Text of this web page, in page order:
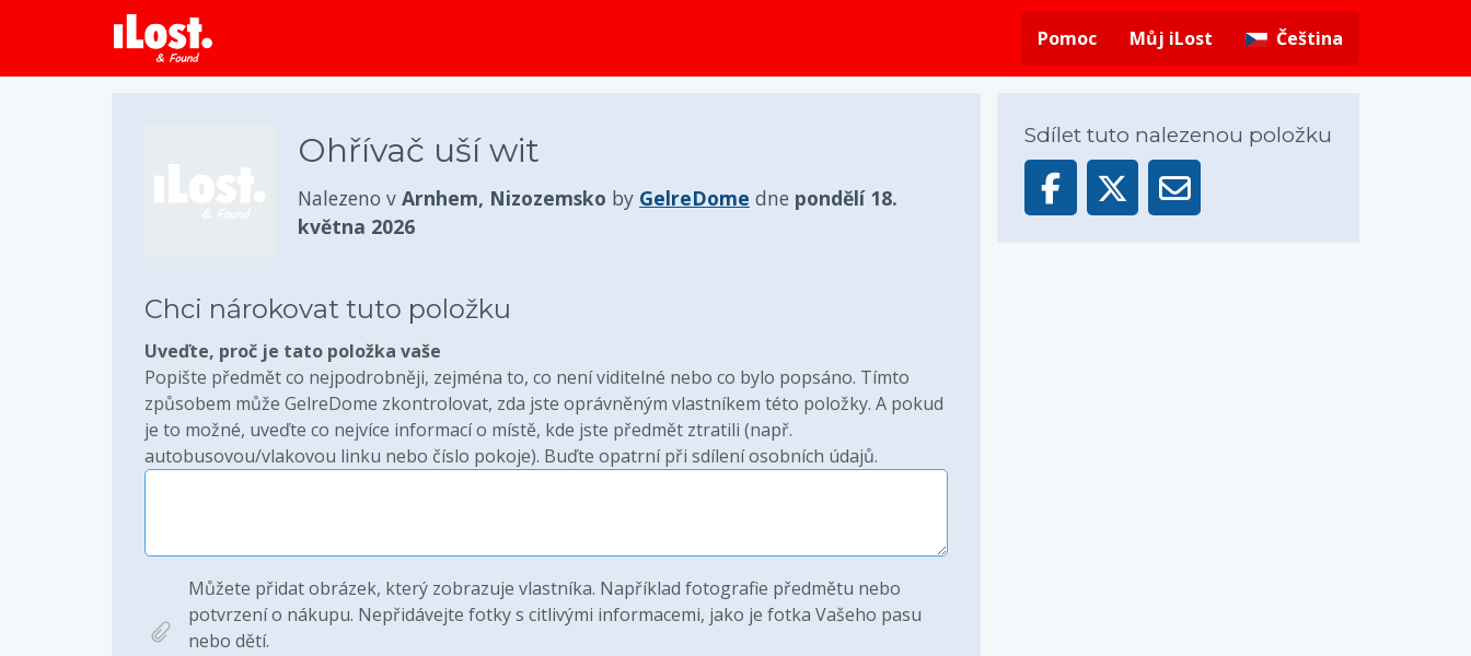
Pomoc
Můj iLost Čeština
Ohřívač uší wit
Nalezeno v Arnhem, Nizozemsko by GelreDome dne pondělí 18.
května 2026
Chci nárokovat tuto položku
Uveďte, proč je tato položka vaše
Popište předmět co nejpodrobněji, zejména to, co není viditelné nebo co bylo popsáno. Tímto
způsobem může GelreDome zkontrolovat, zda jste oprávněným vlastníkem této položky. A pokud
je to možné, uveďte co nejvíce informací o místě, kde jste předmět ztratili (např.
autobusovou/vlakovou linku nebo číslo pokoje). Buďte opatrní při sdílení osobních údajů.
Můžete přidat obrázek, který zobrazuje vlastníka. Například fotografie předmětu nebo
potvrzení o nákupu. Nepřidávejte fotky s citlivými informacemi, jako je fotka Vašeho pasu
nebo dětí.
Sdílet tuto nalezenou položku